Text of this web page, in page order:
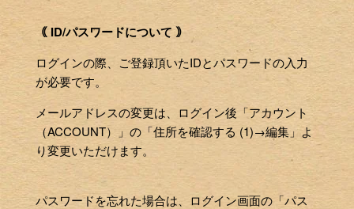
｟ ID/パスワードについて ｠
ログインの際、ご登録頂いたIDとパスワードの入力
が必要です。
メールアドレスの変更は、ログイン後「アカウント
（ACCOUNT）」の「住所を確認する (1)→編集」よ
り変更いただけます。
パスワードを忘れた場合は、ログイン画面の「パス